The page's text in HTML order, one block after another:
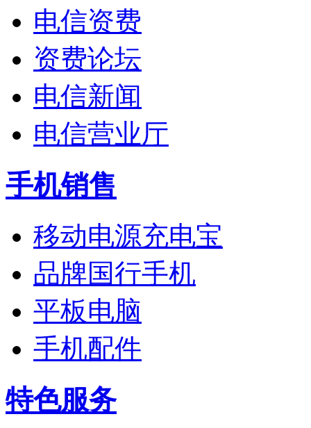
电信资费
资费论坛
电信新闻
电信营业厅
手机销售
移动电源充电宝
品牌国行手机
平板电脑
手机配件
特色服务